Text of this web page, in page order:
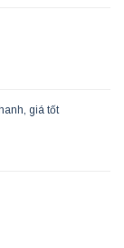
giá tốt